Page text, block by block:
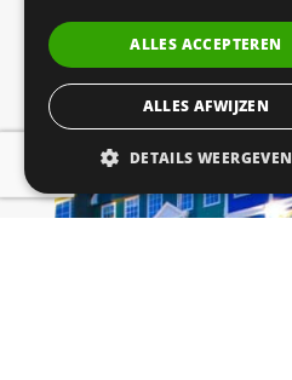
ALLES ACCEPTEREN
ALLES AFWIJZEN
DETAILS WEERGEVEN